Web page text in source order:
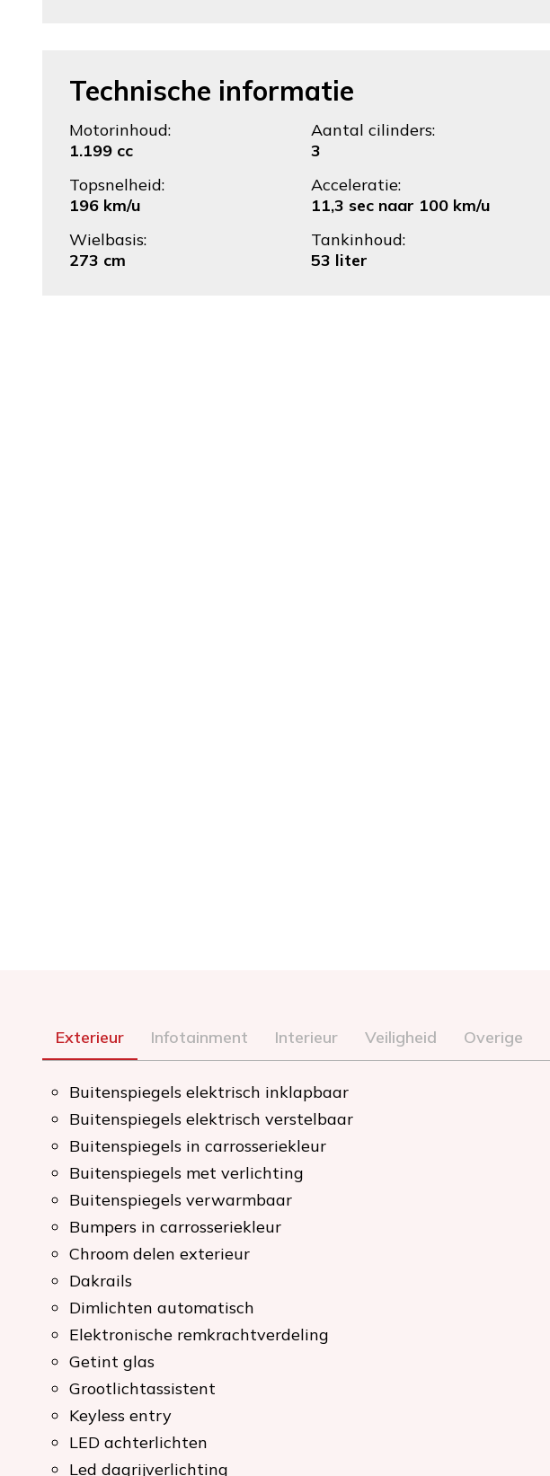
Technische informatie
Motorinhoud:
1.199 cc
Aantal cilinders:
3
Topsnelheid:
196 km/u
Acceleratie:
11,3 sec naar 100 km/u
Wielbasis:
273 cm
Tankinhoud:
53 liter
Exterieur Infotainment Interieur Veiligheid Overige
Buitenspiegels elektrisch inklapbaar
Buitenspiegels elektrisch verstelbaar
Buitenspiegels in carrosseriekleur
Buitenspiegels met verlichting
Buitenspiegels verwarmbaar
Bumpers in carrosseriekleur
Chroom delen exterieur
Dakrails
Dimlichten automatisch
Elektronische remkrachtverdeling
Getint glas
Grootlichtassistent
Keyless entry
LED achterlichten
Led dagrijverlichting